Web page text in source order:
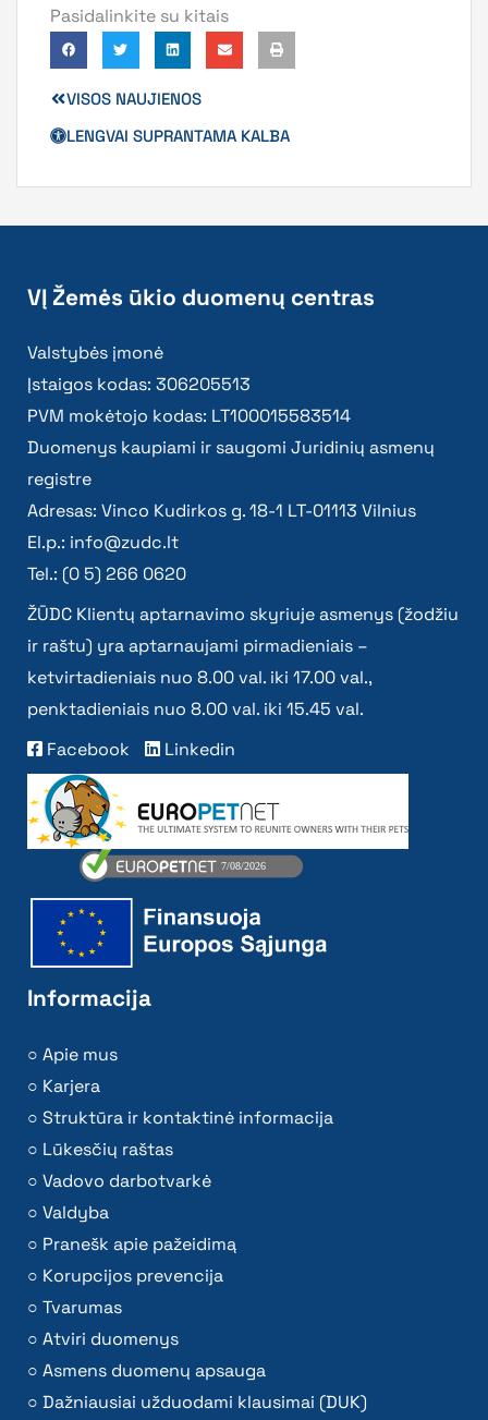
Pasidalinkite su kitais
VISOS NAUJIENOS
LENGVAI SUPRANTAMA KALBA
VĮ Žemės ūkio duomenų centras
Valstybės įmonė
Įstaigos kodas: 306205513
PVM mokėtojo kodas: LT100015583514
Duomenys kaupiami ir saugomi Juridinių asmenų
registre
Adresas: Vinco Kudirkos g. 18-1 LT-01113 Vilnius
El.p.: info@zudc.lt
Tel.: (0 5) 266 0620
ŽŪDC Klientų aptarnavimo skyriuje asmenys (žodžiu
ir raštu) yra aptarnaujami pirmadieniais –
ketvirtadieniais nuo 8.00 val. iki 17.00 val.,
penktadieniais nuo 8.00 val. iki 15.45 val.
Facebook
Linkedin
Informacija
Apie mus
Karjera
Struktūra ir kontaktinė informacija
Lūkesčių raštas
Vadovo darbotvarkė
Valdyba
Pranešk apie pažeidimą
Korupcijos prevencija
Tvarumas
Atviri duomenys
Asmens duomenų apsauga
Dažniausiai užduodami klausimai (DUK)